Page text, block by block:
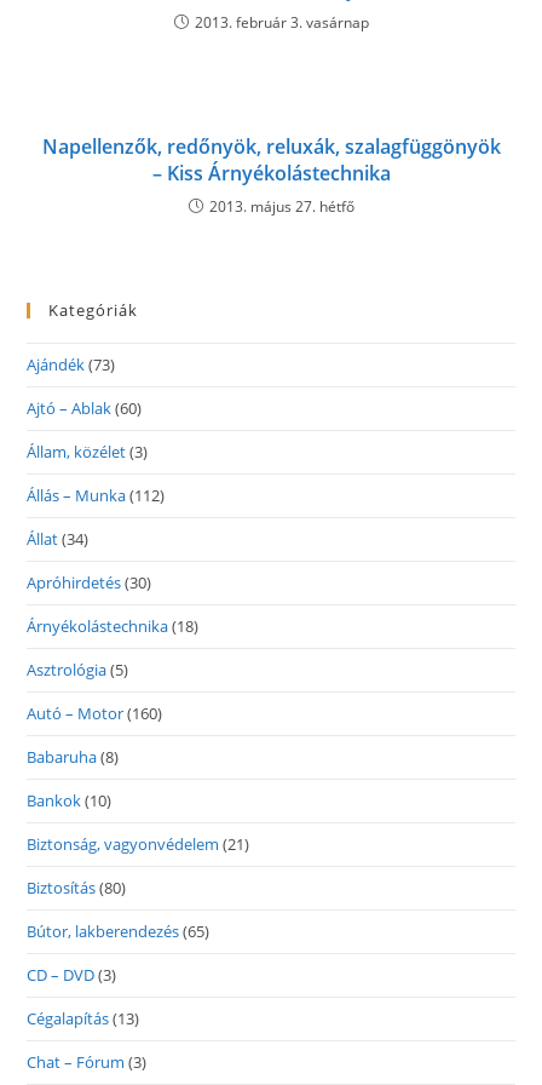
2013. február 3. vasárnap
Napellenzők, redőnyök, reluxák, szalagfüggönyök
– Kiss Árnyékolástechnika
2013. május 27. hétfő
Kategóriák
Ajándék(73)
Ajtó – Ablak(60)
Állam, közélet(3)
Állás – Munka(112)
Állat(34)
Apróhirdetés(30)
Árnyékolástechnika(18)
Asztrológia(5)
Autó – Motor(160)
Babaruha(8)
Bankok(10)
Biztonság, vagyonvédelem (21)
Biztosítás(80)
Bútor, lakberendezés(65)
CD – DVD(3)
Cégalapítás(13)
Chat – Fórum (3)